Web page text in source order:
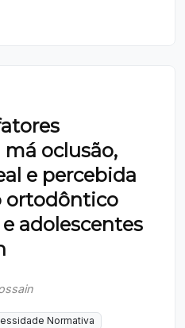
oclusão,
e percebida
ortodôntico
adolescentes
Normativa